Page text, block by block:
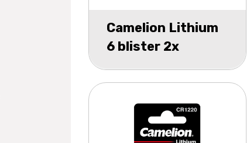
Camelion Lithium
6 blister 2x
CR2025, 2x
CR2016